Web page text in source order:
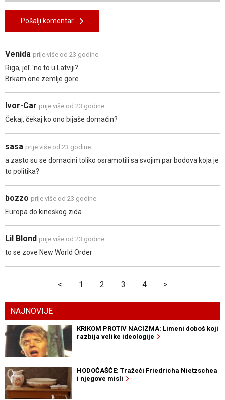
Pošalji komentar
Venida prije više od 23 godine
Riga, jel' 'no to u Latviji?
Brkam one zemlje gore.
Ivor-Car prije više od 23 godine
Čekaj, čekaj ko ono bijaše domaćin?
sasa prije više od 23 godine
a zasto su se domacini toliko osramotili sa svojim par bodova koja je
to politika?
bozzo prije više od 23 godine
Europa do kineskog zida
Lil Blond prije više od 23 godine
to se zove New World Order
< 1 2 3 4 >
NAJNOVIJE
KRIKOM PROTIV NACIZMA: Limeni doboš koji
razbija velike ideologije
HODOČAŠĆE: Tražeći Friedricha Nietzschea
i njegove misli